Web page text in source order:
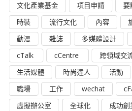
文化產業基金
項目申請 要
時裝
流行文化 內容
動漫
雜誌 多媒體設計
cTalk
cCentre 跨領域交
生活媒體
時尚達人 活動
職場
工作 wechat
虛擬辦公室
全球化 成功創